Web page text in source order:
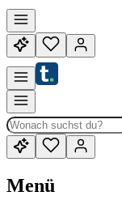
Menü